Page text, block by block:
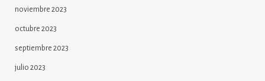
noviembre 2023
octubre 2023
septiembre 2023
julio 2023